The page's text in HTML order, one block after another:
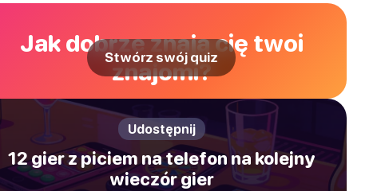
Jak dobrze znają cię twoi
znajomi?
Stwórz swój quiz
Udostępnij
12 gier z piciem na telefon na kolejny
wieczór gier